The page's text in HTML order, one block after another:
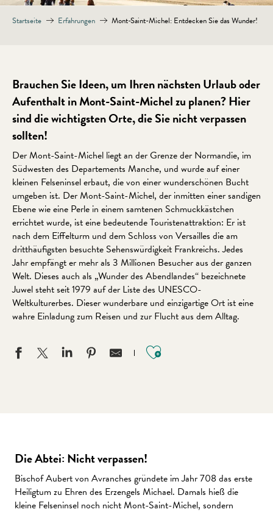
Startseite Erfahrungen Mont-Saint-Michel: Entdecken Sie das Wunder!
Brauchen Sie Ideen, um Ihren nächsten Urlaub oder
Aufenthalt in Mont-Saint-Michel zu planen? Hier
sind die wichtigsten Orte, die Sie nicht verpassen
sollten!
Der Mont-Saint-Michel liegt an der Grenze der Normandie, im
Südwesten des Departements Manche, und wurde auf einer
kleinen Felseninsel erbaut, die von einer wunderschönen Bucht
umgeben ist. Der Mont-Saint-Michel, der inmitten einer sandigen
Ebene wie eine Perle in einem samtenen Schmuckkästchen
errichtet wurde, ist eine bedeutende Touristenattraktion: Er ist
nach dem Eiffelturm und dem Schloss von Versailles die am
dritthäufigsten besuchte Sehenswürdigkeit Frankreichs. Jedes
Jahr empfängt er mehr als 3 Millionen Besucher aus der ganzen
Welt. Dieses auch als „Wunder des Abendlandes“ bezeichnete
Juwel steht seit 1979 auf der Liste des UNESCO-
Weltkulturerbes. Dieser wunderbare und einzigartige Ort ist eine
wahre Einladung zum Reisen und zur Flucht aus dem Alltag.
Ajouter aux
Die Abtei: Nicht verpassen!
Bischof Aubert von Avranches gründete im Jahr 708 das erste
Heiligtum zu Ehren des Erzengels Michael. Damals hieß die
kleine Felseninsel noch nicht Mont-Saint-Michel, sondern